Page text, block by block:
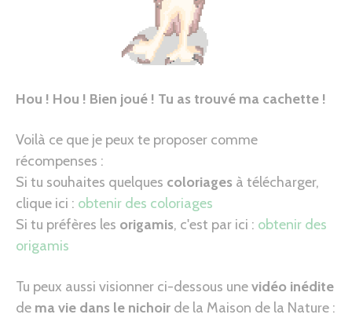
Hou ! Hou ! Bien joué ! Tu as trouvé ma cachette !
Voilà ce que je peux te proposer comme
récompenses :
Si tu souhaites quelques coloriages à télécharger,
clique ici : obtenir des coloriages
Si tu préfères les origamis, c'est par ici : obtenir des
origamis
Tu peux aussi visionner ci-dessous unevidéo inédite
de ma vie dans le nichoir de la Maison de la Nature :